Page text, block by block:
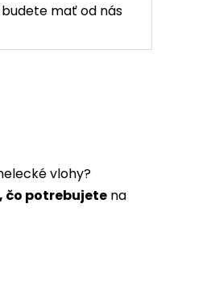
mať od nás
vlohy?
čo potrebujete na